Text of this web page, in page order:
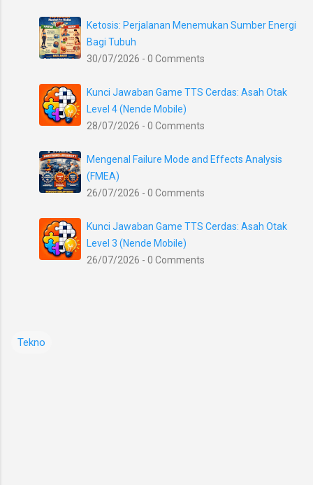
Ketosis: Perjalanan Menemukan Sumber Energi
Bagi Tubuh
30/07/2026 - 0 Comments
Kunci Jawaban Game TTS Cerdas: Asah Otak
Level 4 (Nende Mobile)
28/07/2026 - 0 Comments
Mengenal Failure Mode and Effects Analysis
(FMEA)
26/07/2026 - 0 Comments
Kunci Jawaban Game TTS Cerdas: Asah Otak
Level 3 (Nende Mobile)
26/07/2026 - 0 Comments
Tekno